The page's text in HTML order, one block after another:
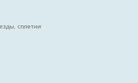
сплетни